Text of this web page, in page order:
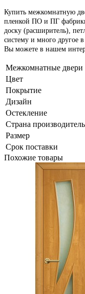
Купить межкомнатную
пленкой ПО и ПГ
доску (расширитель),
систему и много другое
Вы можете в нашем
Межкомнатные двери
Цвет
Покрытие
Дизайн
Остекление
Страна производитель
Размер
Срок поставки
Похожие товары